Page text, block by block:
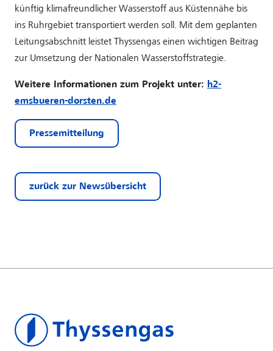
künftig klimafreundlicher Wasserstoff aus Küstennähe bis
ins Ruhrgebiet transportiert werden soll. Mit dem geplanten
Leitungsabschnitt leistet Thyssengas einen wichtigen Beitrag
zur Umsetzung der Nationalen Wasserstoffstrategie.
Weitere Informationen zum Projekt unter: h2-
emsbueren-dorsten.de
Pressemitteilung
zurück zur Newsübersicht